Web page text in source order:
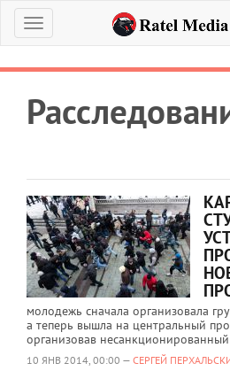
Меню
молодежь сначала организовала
а теперь вышла на центральный
организовав
10 ЯНВ 2014, 00:00 — СЕРГЕЙ